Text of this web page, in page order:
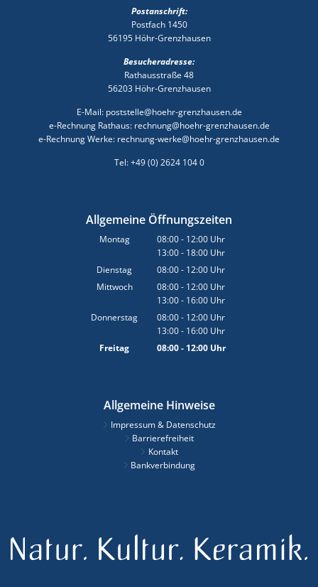
Postanschrift:
Postfach 1450
56195 Höhr-Grenzhausen
Besucheradresse:
Rathausstraße 48
56203 Höhr-Grenzhausen
E-Mail: poststelle@hoehr-grenzhausen.de
e-Rechnung Rathaus: rechnung@hoehr-grenzhausen.de
e-Rechnung Werke: rechnung-werke@hoehr-grenzhausen.de
Tel: +49 (0) 2624 104 0
Allgemeine Öffnungszeiten
Montag 08:00- 12:00 Uhr
Von 08:00 bis 12:00 Uhr
13:00- 18:00 Uhr
Von 13:00 bis 18:00 Uhr
Dienstag 08:00- 12:00 Uhr
Von 08:00 bis 12:00 Uhr
Mittwoch 08:00- 12:00 Uhr
Von 08:00 bis 12:00 Uhr
13:00- 16:00 Uhr
Von 13:00 bis 16:00 Uhr
Donnerstag 08:00- 12:00 Uhr
Von 08:00 bis 12:00 Uhr
13:00- 16:00 Uhr
Von 13:00 bis 16:00 Uhr
Freitag 08:00- 12:00Uhr
Allgemeine Hinweise
Impressum & Datenschutz
Barrierefreiheit
Kontakt
Bankverbindung